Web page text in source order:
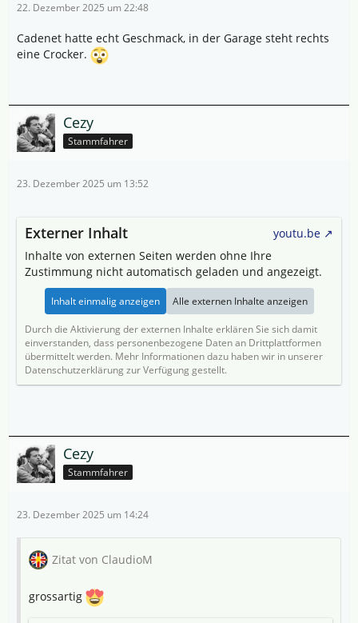
22. Dezember 2025 um 22:48
Cadenet hatte echt Geschmack, in der Garage steht rechts
eine Crocker.
Cezy
Stammfahrer
23. Dezember 2025 um 13:52
Externer Inhalt
youtu.be
Inhalte von externen Seiten werden ohne Ihre
Zustimmung nicht automatisch geladen und angezeigt.
Inhalt einmalig anzeigen Alle externen Inhalte anzeigen
Durch die Aktivierung der externen Inhalte erklären Sie sich damit
einverstanden, dass personenbezogene Daten an Drittplattformen
übermittelt werden. Mehr Informationen dazu haben wir in unserer
Datenschutzerklärung zur Verfügung gestellt.
Cezy
Stammfahrer
23. Dezember 2025 um 14:24
Zitat von ClaudioM
grossartig